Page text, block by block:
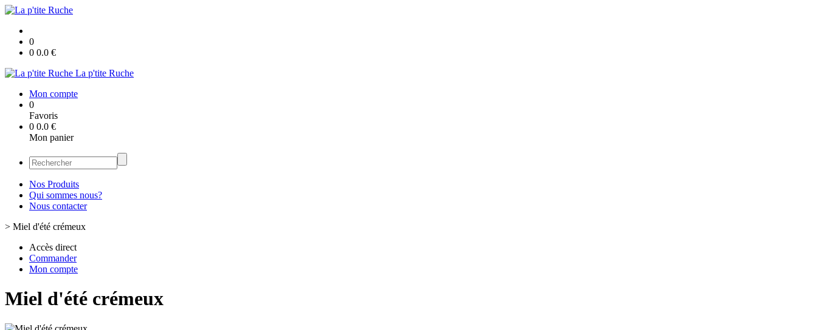
0
0 0.0 €
La p'tite Ruche
Mon compte
0
Favoris
0 0.0 €
Mon panier
Nos Produits
Qui sommes nous?
Nous contacter
> Miel d'été crémeux
Accès direct
Commander
Mon compte
Miel d'été crémeux